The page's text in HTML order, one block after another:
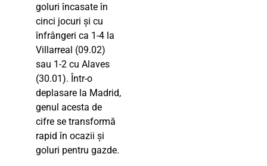
goluri încasate în
cinci jocuri și cu
înfrângeri ca 1-4 la
Villarreal (09.02)
sau 1-2 cu Alaves
(30.01). Într-o
deplasare la Madrid,
genul acesta de
cifre se transformă
rapid în ocazii și
goluri pentru gazde.